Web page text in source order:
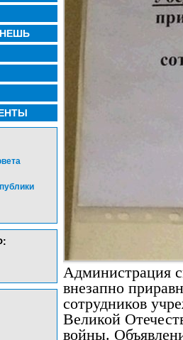
Администрация
внезапно
сотрудников
Великой
войны.